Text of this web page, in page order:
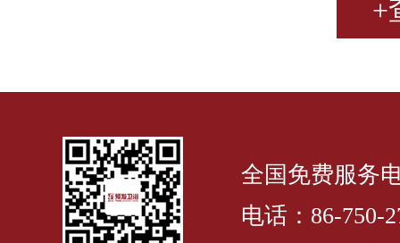
+
全国免费服务
电话：86-750-